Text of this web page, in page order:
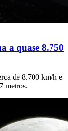
a quase 8.750
de 8.700 km/h e
metros.